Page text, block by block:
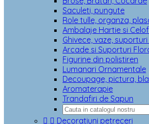
Saculeti, pungute
Role tulle, organza,
Ambalaje Hartie si
Ghivece, vaze,
Arcade si Suporturi
Figurine din polistiren
Lumanari Ornamentale
Decoupage, pictura,
Aromaterapie
Trandafiri de Sapun
  Decoratiuni petreceri